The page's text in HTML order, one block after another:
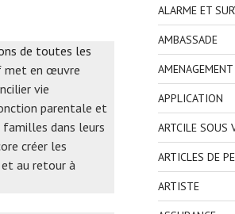
de toutes les
met en œuvre
vie
parentale et
dans leurs
créer les
au retour à
ALARME ET
AMBASSADE
APPLICATION
ARTCILE SOUS
ARTICLES DE
ARTISTE